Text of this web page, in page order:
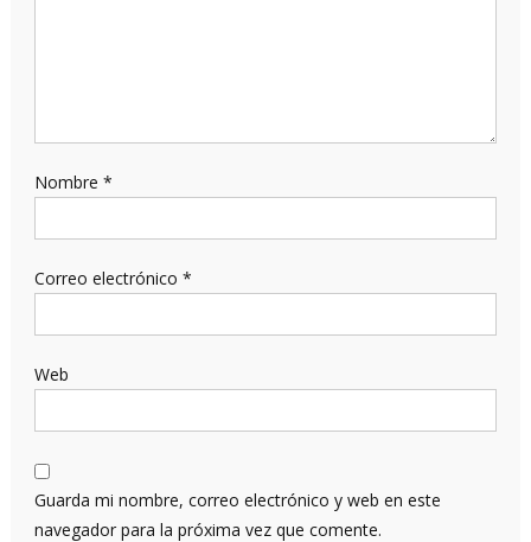
Nombre *
Correo electrónico *
Web
Guarda mi nombre, correo electrónico y web en este
navegador para la próxima vez que comente.